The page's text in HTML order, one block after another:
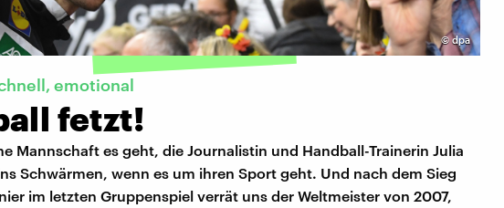
©dpa
emotional
fetzt!
Mannschaft es geht, die Journalistin und Handball-Trainerin Julia
Schwärmen, wenn es um ihren Sport geht. Und nach dem Sieg
im letzten Gruppenspiel verrät uns der Weltmeister von 2007,